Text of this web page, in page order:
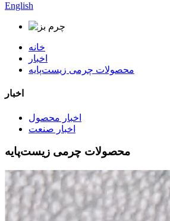
English
خانه
اخبار
محصولات چرمی زیست‌پایه
اخبار
اخبار محصول
اخبار صنعت
محصولات چرمی زیست‌پایه